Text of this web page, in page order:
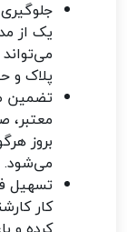
یک از
پلاک و
تضمین
معتبر،
بروز
می‌شود.
تسهیل
کار